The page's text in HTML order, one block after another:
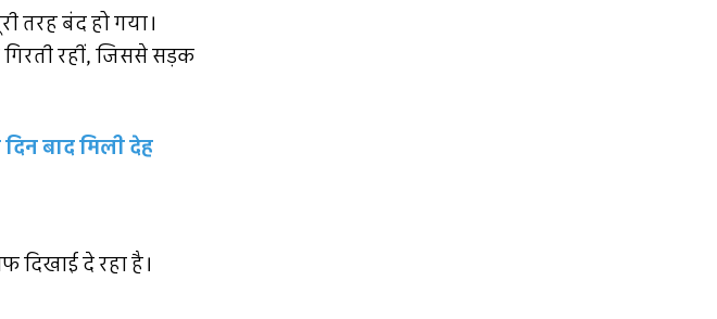
तरह बंद हो गया।
रहीं, जिससे सड़क
बाद मिली देह
दिखाई दे रहा है।